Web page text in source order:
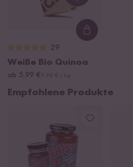
Loading...
29
Weiße Bio Quinoa
ab 5,99 €
Empfohlene Produkte